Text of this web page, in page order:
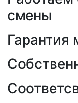
смены
Гарантия